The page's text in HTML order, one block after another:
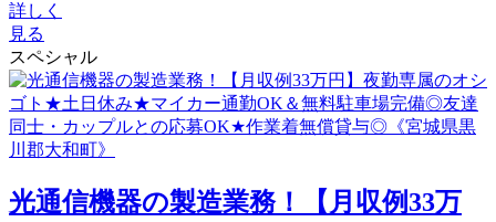
詳しく
見る
スペシャル
光通信機器の製造業務！【月収例33万